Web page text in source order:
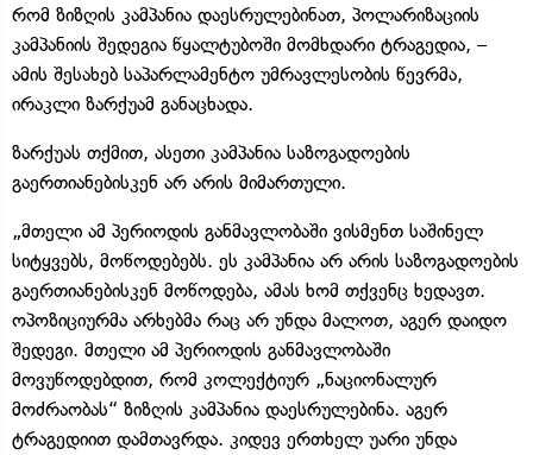
რომ ზიზღის კამპანია დაესრულებინათ, პოლარიზაციის
კამპანიის შედეგია წყალტუბოში მომხდარი ტრაგედია, –
ამის შესახებ საპარლამენტო უმრავლესობის წევრმა,
ირაკლი ზარქუამ განაცხადა.
ზარქუას თქმით, ასეთი კამპანია საზოგადოების
გაერთიანებისკენ არ არის მიმართული.
„მთელი ამ პერიოდის განმავლობაში ვისმენთ საშინელ
სიტყვებს, მოწოდებებს. ეს კამპანია არ არის საზოგადოების
გაერთიანებისკენ მოწოდება, ამას ხომ თქვენც ხედავთ.
ოპოზიციურმა არხებმა რაც არ უნდა მალოთ, აგერ დაიდო
შედეგი. მთელი ამ პერიოდის განმავლობაში
მოვუწოდებდით, რომ კოლექტიურ „ნაციონალურ
მოძრაობას“ ზიზღის კამპანია დაესრულებინა. აგერ
ტრაგედიით დამთავრდა. კიდევ ერთხელ უარი უნდა